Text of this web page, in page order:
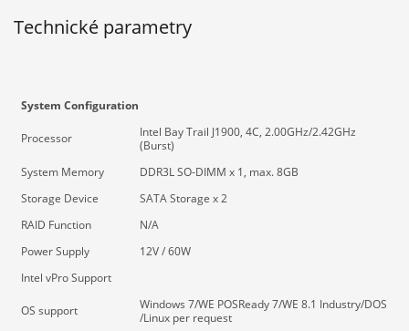
Technické parametry
System Configuration
Processor
Intel Bay Trail J1900, 4C, 2.00GHz/2.42GHz
(Burst)
System Memory
DDR3L SO-DIMM x 1, max. 8GB
Storage Device
SATA Storage x 2
RAID Function
N/A
Power Supply
12V / 60W
Intel vPro Support
OS support
Windows 7/WE POSReady 7/WE 8.1 Industry/DOS
/Linux per request